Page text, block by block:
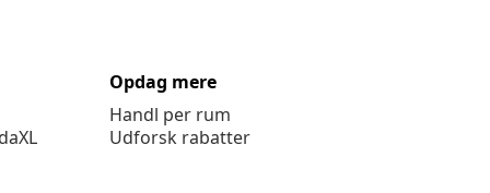
Opdag mere
Handl per rum
Udforsk rabatter